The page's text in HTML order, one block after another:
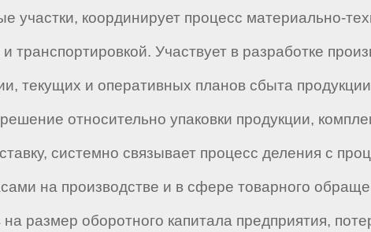
участки, координирует процесс материально-
транспортировкой. Участвует в разработке
текущих и оперативных планов сбыта
относительно упаковки продукции,
системно связывает процесс деления с
на производстве и в сфере товарного
на размер оборотного капитала предприятия,